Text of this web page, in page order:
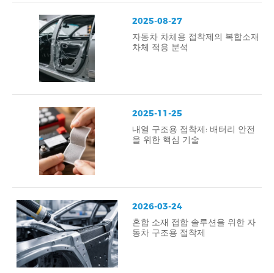
2025-08-27
자동차 차체용 접착제의 복합소재
차체 적용 분석
2025-11-25
내열 구조용 접착제: 배터리 안전
을 위한 핵심 기술
2026-03-24
혼합 소재 접합 솔루션을 위한 자
동차 구조용 접착제